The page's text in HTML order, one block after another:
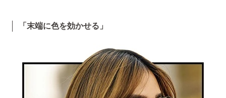
「末端に色を効かせる」